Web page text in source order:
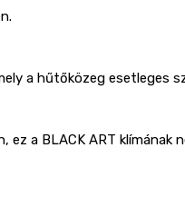
a hűtőközeg esetleges
a BLACK ART klímának